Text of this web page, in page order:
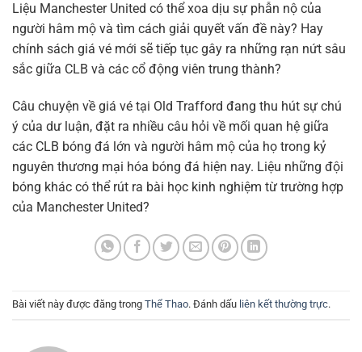
Liệu Manchester United có thể xoa dịu sự phẫn nộ của
người hâm mộ và tìm cách giải quyết vấn đề này? Hay
chính sách giá vé mới sẽ tiếp tục gây ra những rạn nứt sâu
sắc giữa CLB và các cổ động viên trung thành?
Câu chuyện về giá vé tại Old Trafford đang thu hút sự chú
ý của dư luận, đặt ra nhiều câu hỏi về mối quan hệ giữa
các CLB bóng đá lớn và người hâm mộ của họ trong kỷ
nguyên thương mại hóa bóng đá hiện nay. Liệu những đội
bóng khác có thể rút ra bài học kinh nghiệm từ trường hợp
của Manchester United?
Bài viết này được đăng trong Thể Thao. Đánh dấu liên kết thường trực.